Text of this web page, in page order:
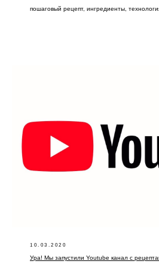
пошаговый рецепт, ингредиенты,
10.03.2020
Ура! Мы запустили Youtube канал с